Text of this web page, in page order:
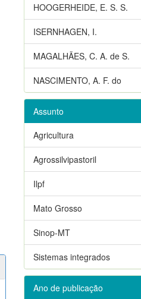
HOOGERHEIDE, E. S. S.
ISERNHAGEN, I.
MAGALHÃES, C. A. de S.
NASCIMENTO, A. F. do
Assunto
Agricultura
Agrossilvipastoril
Ilpf
Mato Grosso
Sinop-MT
Sistemas integrados
Ano de publicação